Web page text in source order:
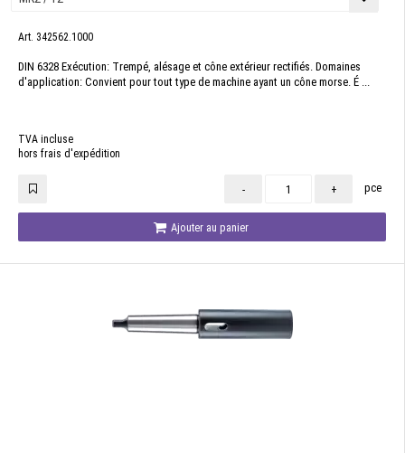
Art. 342562.1000
DIN 6328 Exécution: Trempé, alésage et cône extérieur rectifiés. Domaines
d'application: Convient pour tout type de machine ayant un cône morse. É ...
TVA incluse
hors frais d'expédition
- + pce
Ajouter au panier